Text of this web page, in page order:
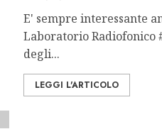
E' sempre interessante
Laboratorio Radiofonico
degli...
LEGGI L'ARTICOLO